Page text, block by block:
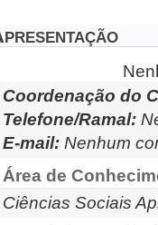
Coordenação do
Telefone/Ramal:
E-mail: Nenhum
Área de
Ciências Sociais